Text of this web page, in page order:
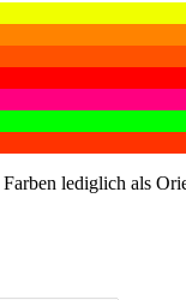
lediglich als